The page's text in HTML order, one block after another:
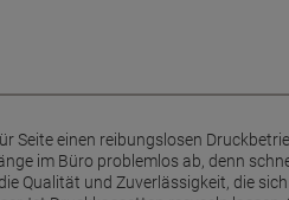
Seite einen reibungslosen
im Büro problemlos ab, denn
Qualität und Zuverlässigkeit, die